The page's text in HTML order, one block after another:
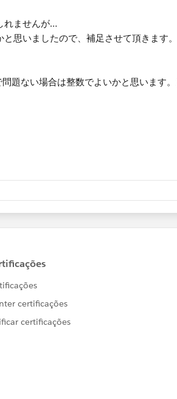
ーダー日との差を求める
最初のオーダー日],[オーダー日])
顧客ごとに日付でデータを整列させるこ
いう条件でしたが、純粋にディメンジョ
れませんが…
思いましたので、補足させて頂きます。
題ない場合は整数でよいかと思います。
内に追加する
。